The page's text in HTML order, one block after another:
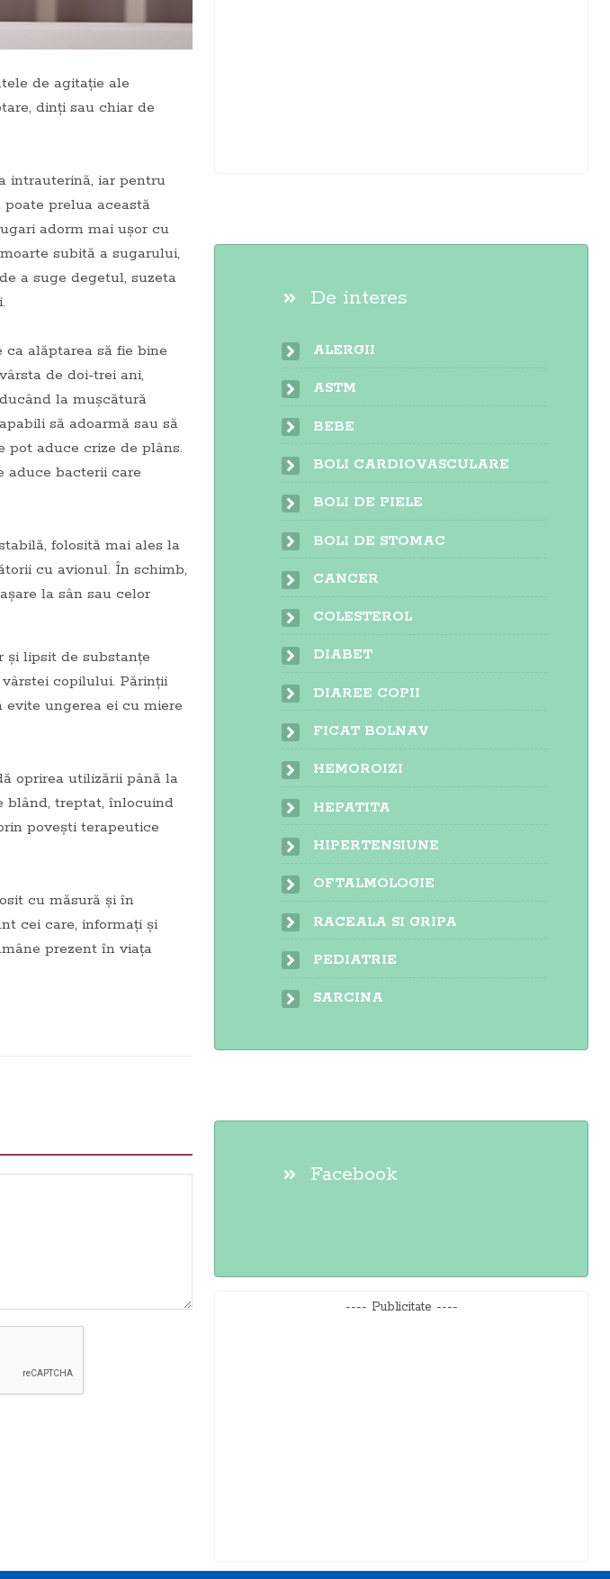
de agitație ale
dinți sau chiar de
intrauterină, iar pentru
prelua această
adorm mai ușor cu
subită a sugarului,
a suge degetul, suzeta
alăptarea să fie bine
de doi-trei ani,
la mușcătură
să adoarmă sau să
pot aduce crize de plâns.
aduce bacterii care
folosită mai ales la
cu avionul. În schimb,
la sân sau celor
și lipsit de substanțe
copilului. Părinții
evite ungerea ei cu miere
oprirea utilizării până la
blând, treptat, înlocuind
povești terapeutice
cu măsură și în
cei care, informați și
prezent în viața
De interes
ALERGII
ASTM
BEBE
BOLI CARDIOVASCULARE
BOLI DE PIELE
BOLI DE STOMAC
CANCER
COLESTEROL
DIABET
DIAREE COPII
FICAT BOLNAV
HEMOROIZI
HEPATITA
HIPERTENSIUNE
OFTALMOLOGIE
RACEALA SI GRIPA
PEDIATRIE
SARCINA
Facebook
---- Publicitate ----